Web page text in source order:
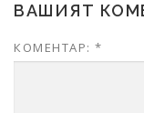
ВАШИЯТ
КОМЕНТАР: *